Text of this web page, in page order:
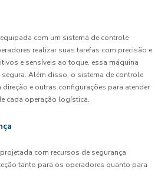
com um sistema de controle
realizar suas tarefas com precisão e
e sensíveis ao toque, essa máquina
segura. Além disso, o sistema de controle
e outras configurações para atender
cada operação logística.
com recursos de segurança
tanto para os operadores quanto para